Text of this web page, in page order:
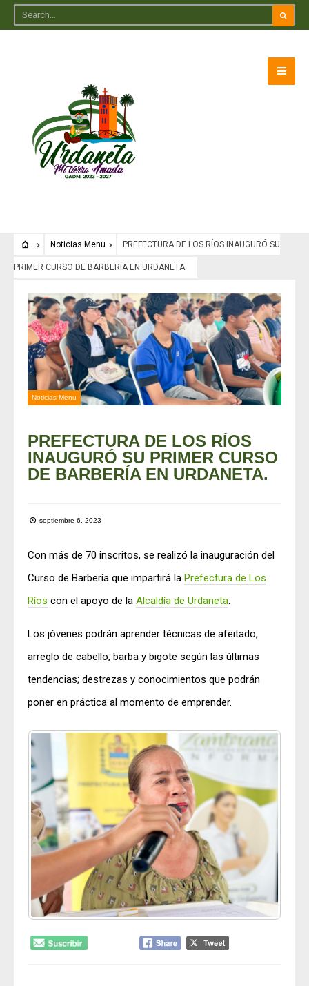
Noticias Menu PREFECTURA DE LOS RÍOS INAUGURÓ SU
PRIMER CURSO DE BARBERÍA EN URDANETA.
Noticias Menu
PREFECTURA DE LOS RÍOS
INAUGURÓ SU PRIMER CURSO
DE BARBERÍA EN URDANETA.
septiembre 6, 2023
Con más de 70 inscritos, se realizó la inauguración del
Curso de Barbería que impartirá la Prefectura de Los
Ríos con el apoyo de la Alcaldía de Urdaneta.
Los jóvenes podrán aprender técnicas de afeitado,
arreglo de cabello, barba y bigote según las últimas
tendencias; destrezas y conocimientos que podrán
poner en práctica al momento de emprender.